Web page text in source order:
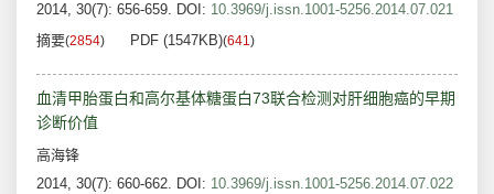
2014, 30(7): 656-659. DOI: 10.3969/j.issn.1001-5256.2014.07.021
摘要(2854) PDF (1547KB)(641)
血清甲胎蛋白和高尔基体糖蛋白73联合检测对肝细胞癌的早期
诊断价值
高海锋
2014, 30(7): 660-662. DOI: 10.3969/j.issn.1001-5256.2014.07.022